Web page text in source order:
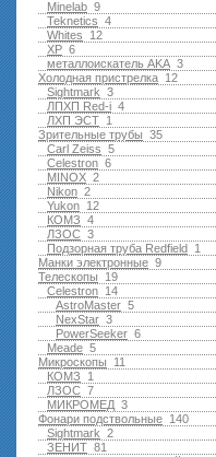
9
Minelab
4
Teknetics
12
Whites
6
XP
3
металлоискатель AKA
12
Холодная пристрелка
3
Sightmark
4
ЛПХП Red-i
1
ЛХП ЭСТ
35
Зрительные трубы
5
Carl Zeiss
6
Celestron
2
MINOX
2
Nikon
12
Yukon
4
КОМЗ
3
ЛЗОС
1
Подзорная труба Redfield
9
Манки электронные
19
Телескопы
14
Celestron
5
AstroMaster
3
NexStar
6
PowerSeeker
5
Meade
11
Микроскопы
1
КОМЗ
7
ЛЗОС
3
МИКРОМЕД
140
Фонари подствольные
2
Sightmark
81
ЗЕНИТ